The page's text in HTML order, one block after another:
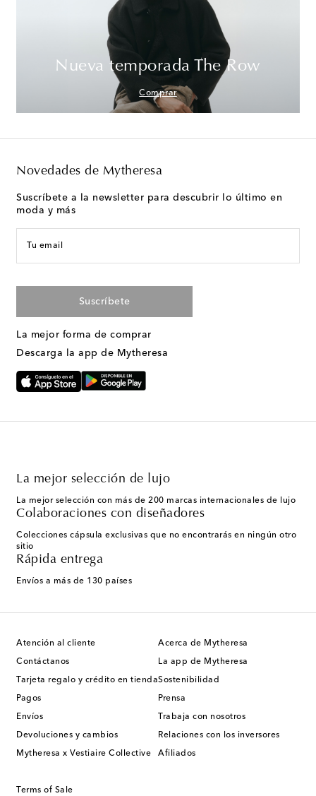
Nueva temporada The Row
Comprar
Novedades de Mytheresa
Suscríbete a la newsletter para descubrir lo último en
moda y más
Tu email
Suscríbete
La mejor forma de comprar
Descarga la app de Mytheresa
La mejor selección de lujo
La mejor selección con más de 200 marcas internacionales de lujo
Colaboraciones con diseñadores
Colecciones cápsula exclusivas que no encontrarás en ningún otro
sitio
Rápida entrega
Envíos a más de 130 países
Atención al cliente
Contáctanos
Tarjeta regalo y crédito en tienda
Pagos
Envíos
Devoluciones y cambios
Mytheresa x Vestiaire Collective
Acerca de Mytheresa
La app de Mytheresa
Sostenibilidad
Prensa
Trabaja con nosotros
Relaciones con los inversores
Afiliados
Terms of Sale